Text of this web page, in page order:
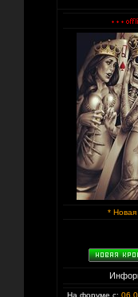
* Новая
На форуме с: